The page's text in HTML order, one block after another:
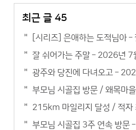
최근 글 45
[시리즈] 은애하는 도적님아
잘 쉬어가는 주말 – 2026년 7
광주와 당진에 다녀오고 –
부모님 시골집 방문 / 왜목마
215km 마일리지 달성 / 적자
부모님 시골집 3주 연속 방문